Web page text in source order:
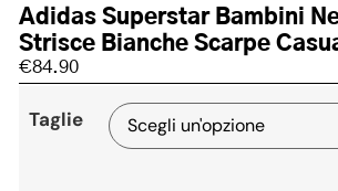
Adidas Superstar Bambini
Strisce Bianche Scarpe
€84.90
Taglie